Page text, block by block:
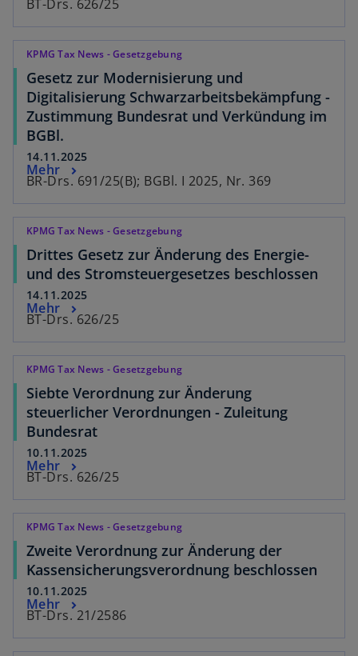
BT-Drs. 626/25
KPMG Tax News - Gesetzgebung
Gesetz zur Modernisierung und
Digitalisierung Schwarzarbeitsbekämpfung -
Zustimmung Bundesrat und Verkündung im
BGBl.
14.11.2025
BR-Drs. 691/25(B); BGBl. I 2025, Nr. 369
Mehr
KPMG Tax News - Gesetzgebung
Drittes Gesetz zur Änderung des Energie-
und des Stromsteuergesetzes beschlossen
14.11.2025
BT-Drs. 626/25
Mehr
KPMG Tax News - Gesetzgebung
Siebte Verordnung zur Änderung
steuerlicher Verordnungen - Zuleitung
Bundesrat
10.11.2025
BT-Drs. 626/25
Mehr
KPMG Tax News - Gesetzgebung
Zweite Verordnung zur Änderung der
Kassensicherungsverordnung beschlossen
10.11.2025
BT-Drs. 21/2586
Mehr